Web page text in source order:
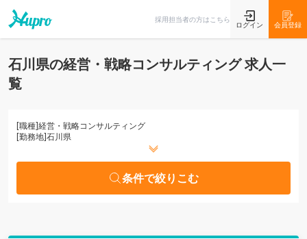
採用担当者の方はこちら
ログイン 会員登録
石川県の経営・戦略コンサルティング 求人一
覧
[職種]経営・戦略コンサルティング
[勤務地]石川県
条件で絞りこむ